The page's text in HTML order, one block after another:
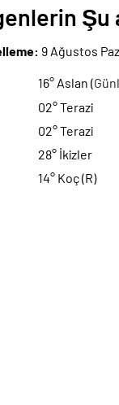
Şu
9 Ağustos
16° Aslan (
02° Terazi
02° Terazi
28° İkizler
14° Koç (R)